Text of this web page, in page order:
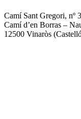
Camí Sant Gregori, nº
Camí d’en Borras –
12500 Vinaròs